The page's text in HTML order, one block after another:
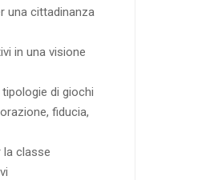
una cittadinanza
in una visione
di giochi
fiducia,
classe